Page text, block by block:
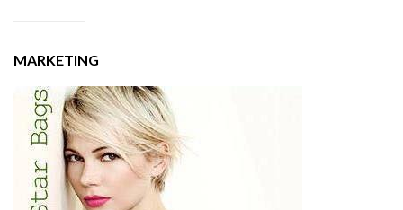
MARKETING